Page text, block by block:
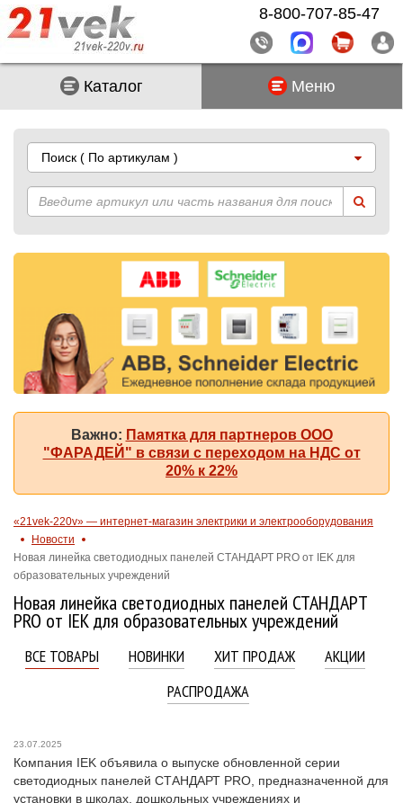
Каталог Меню
Поиск ( По артикулам )
Важно: Памятка для партнеров ООО
"ФАРАДЕЙ" в связи с переходом на НДС от
20% к 22%
«21vek-220v» — интернет-магазин электрики и электрооборудования
Новости
Новая линейка светодиодных панелей СТАНДАРТ PRO от IEK для
образовательных учреждений
Новая линейка светодиодных панелей СТАНДАРТ
PRO от IEK для образовательных учреждений
ВСЕ ТОВАРЫ НОВИНКИ ХИТ ПРОДАЖ
АКЦИИ
РАСПРОДАЖА
23.07.2025
Компания IEK объявила о выпуске обновленной серии
светодиодных панелей СТАНДАРТ PRO, предназначенной для
установки в школах, дошкольных учреждениях и
8-800-707-85-47